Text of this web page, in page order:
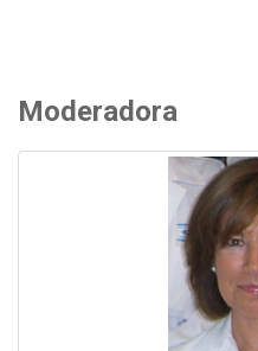
Moderadora